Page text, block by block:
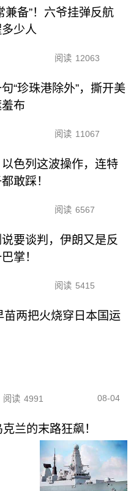
兼备”！六爷挂弹反航
少人
阅读 12063
“珍珠港除外”，撕开美
布
阅读 11067
色列这波操作，连特
敢踩！
阅读 6567
要谈判，伊朗又是反
掌！
阅读 5415
两把火烧穿日本国运
阅读 4991 08-04
兰的末路狂飙！